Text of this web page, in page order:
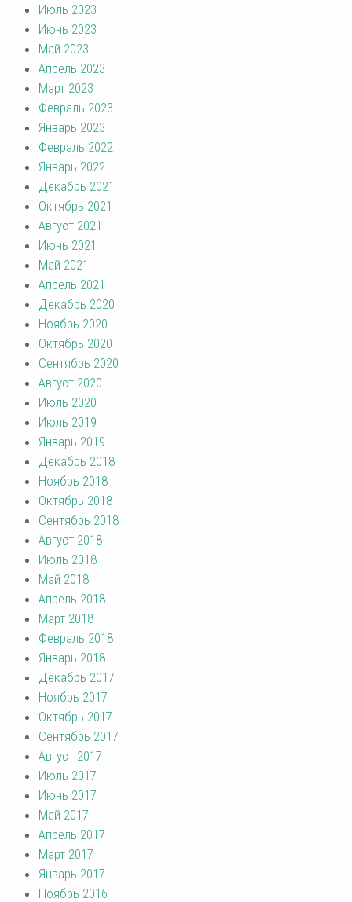
Июль 2023
Июнь 2023
Май 2023
Апрель 2023
Март 2023
Февраль 2023
Январь 2023
Февраль 2022
Январь 2022
Декабрь 2021
Октябрь 2021
Август 2021
Июнь 2021
Май 2021
Апрель 2021
Декабрь 2020
Ноябрь 2020
Октябрь 2020
Сентябрь 2020
Август 2020
Июль 2020
Июль 2019
Январь 2019
Декабрь 2018
Ноябрь 2018
Октябрь 2018
Сентябрь 2018
Август 2018
Июль 2018
Май 2018
Апрель 2018
Март 2018
Февраль 2018
Январь 2018
Декабрь 2017
Ноябрь 2017
Октябрь 2017
Сентябрь 2017
Август 2017
Июль 2017
Июнь 2017
Май 2017
Апрель 2017
Март 2017
Январь 2017
Ноябрь 2016